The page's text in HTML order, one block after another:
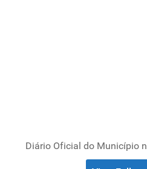
Diário Oficial do Município